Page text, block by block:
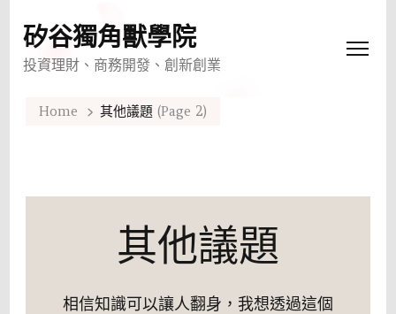
矽谷獨角獸學院
投資理財、商務開發、創新創業
Home 其他議題(Page 2)
其他議題
相信知識可以讓人翻身，我想透過這個